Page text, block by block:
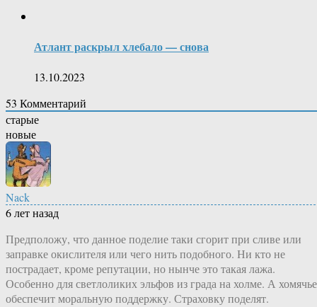
Атлант раскрыл хлебало — снова
13.10.2023
53 Комментарий
старые
новые
Nack
6 лет назад
Предположу, что данное поделие таки сгорит при сливе или
заправке окислителя или чего нить подобного. Ни кто не
пострадает, кроме репутации, но нынче это такая лажа.
Особенно для светлоликих эльфов из града на холме. А хомячье
обеспечит моральную поддержку. Страховку поделят.